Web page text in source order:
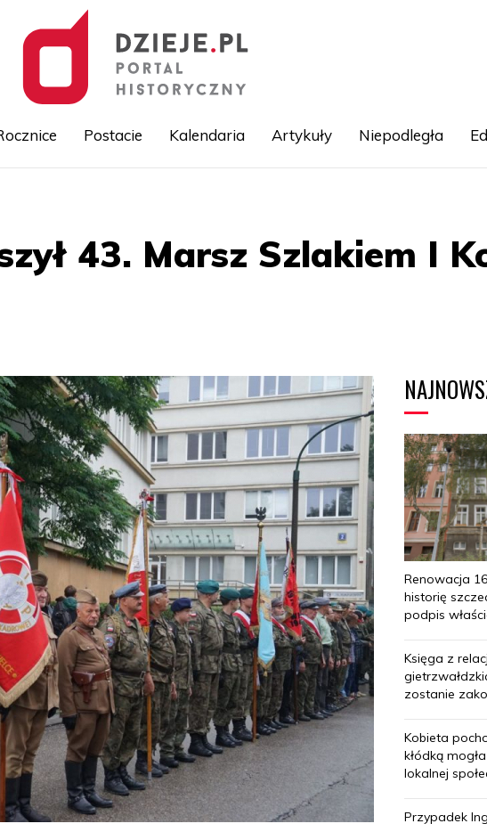
Postacie Kalendaria Artykuły Niepodległa
43. Marsz Szlakiem I
Renowacja
historię
podpis
Księga z
zostanie
Kobieta
kłódką
lokalnej
Przypadek